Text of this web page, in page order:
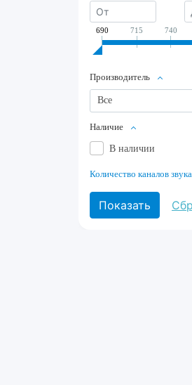
690 715 740
Производитель
Все
Наличие
В наличии
Количество каналов звука